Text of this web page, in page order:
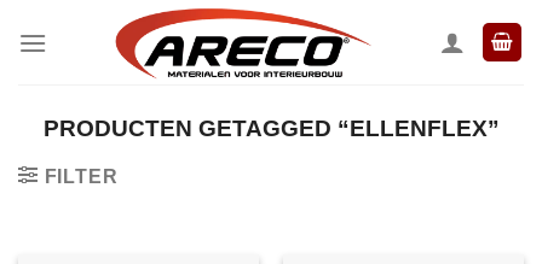
naar
PRODUCTEN GETAGGED “ELLENFLEX”
FILTER